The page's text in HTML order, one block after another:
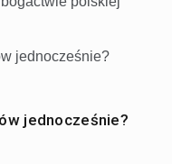
jednocześnie?